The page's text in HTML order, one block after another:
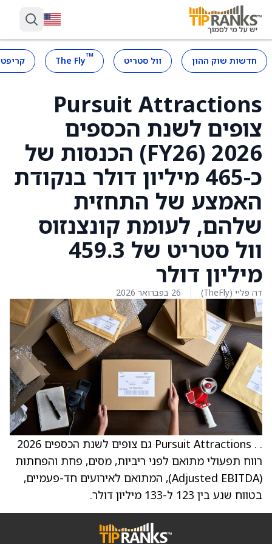
חדשות שוק ההון וול סטריט ™
The Fly
Pursuit Attractions
צופים לשנת הכספים
2026 (FY26) הכנסות של
כ-465 מיליון דולר בנקודת
האמצע של התחזית
שלהם, לעומת קונצנזוס
וול סטריט של 459.3
מיליון דולר
דה פליי (TheFly) 26 בפברואר 2026
. . Pursuit Attractions גם צופים לשנת הכספים 2026
רווח תפעולי מתואם לפני ריביות, מסים, פחת והפחתות
(Adjusted EBITDA), המתואם לאירועים חד-פעמיים,
בטווח שנע בין 123 ל-133 מיליון דולר.